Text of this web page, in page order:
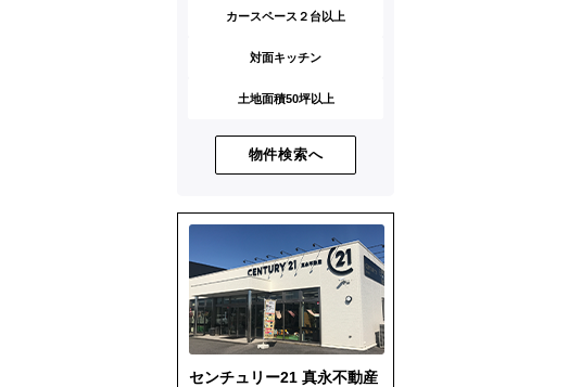
カースペース２台以上
対面キッチン
土地面積50坪以上
物件検索へ
センチュリー21 真永不動産